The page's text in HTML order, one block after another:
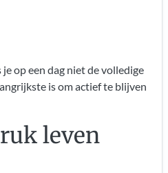
op een dag niet de volledige
is om actief te blijven
leven